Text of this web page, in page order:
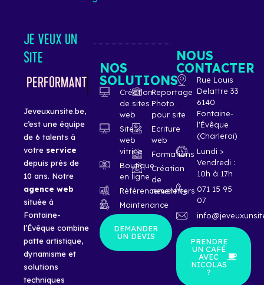
JE VEUX UN
SITE
ÉLÉGANT
Jeveuxunsite.be,
c’est une équipe
de 6 talents à
votre service
depuis près de
10 ans. Notre
agence web
située à
Fontaine-
l’Évêque combine
patte artistique,
dynamisme et
solutions
techniques
NOS
SOLUTIONS
Création
de sites
web
Site
web
vitrine
Boutique
en ligne
Référencement
Maintenance
Reportage
Photo
pour site
Ecriture
web
Formations
Création
de
newsletters
DEMANDER
UN DEVIS
NOUS
CONTACTER
Rue Louis
Delattre 33
6140
Fontaine-
l'Évêque
(Charleroi)
Lundi >
Vendredi :
10h à 17h
071 15 95
07
PRENDRE
UN CAFÉ
AVEC
NICOLAS
?